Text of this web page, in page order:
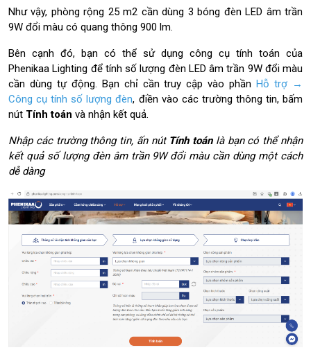
Như vậy, phòng rộng 25 m2 cần dùng 3 bóng đèn LED âm trần
9W đổi màu có quang thông 900 lm.
Bên cạnh đó, bạn có thể sử dụng công cụ tính toán của
Phenikaa Lighting để tính số lượng đèn LED âm trần 9W đổi màu
cần dùng tự động. Bạn chỉ cần truy cập vào phần Hỗ trợ →
Công cụ tính số lượng đèn, điền vào các trường thông tin, bấm
nút Tính toán và nhận kết quả.
Nhập các trường thông tin, ấn nút Tính toánlà bạn có thể nhận
kết quả số lượng đèn âm trần 9W đổi màu cần dùng một cách
dễ dàng